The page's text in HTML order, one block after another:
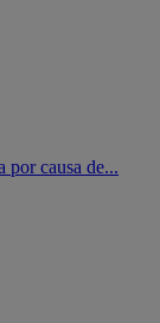
causa de...